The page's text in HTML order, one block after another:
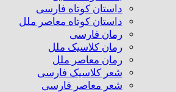
داستان کوتاه فارسی
داستان کوتاه معاصر ملل
رمان فارسی
رمان کلاسیک ملل
رمان معاصر ملل
شعر کلاسیک فارسی
شعر معاصر فارسی